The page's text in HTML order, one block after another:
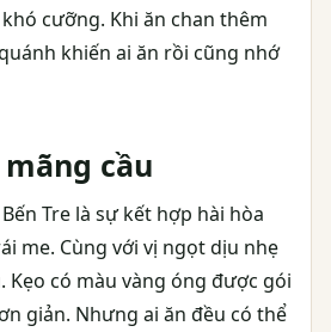
cưỡng. Khi ăn chan thêm
khiến ai ăn rồi cũng nhớ
cầu
Tre là sự kết hợp hài hòa
me. Cùng với vị ngọt dịu nhẹ
Kẹo có màu vàng óng được gói
giản. Nhưng ai ăn đều có thể